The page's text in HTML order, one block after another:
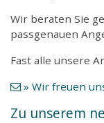
Wir beraten Sie
passgenauen
Fast alle unsere
» Wir freuen
Zu unserem